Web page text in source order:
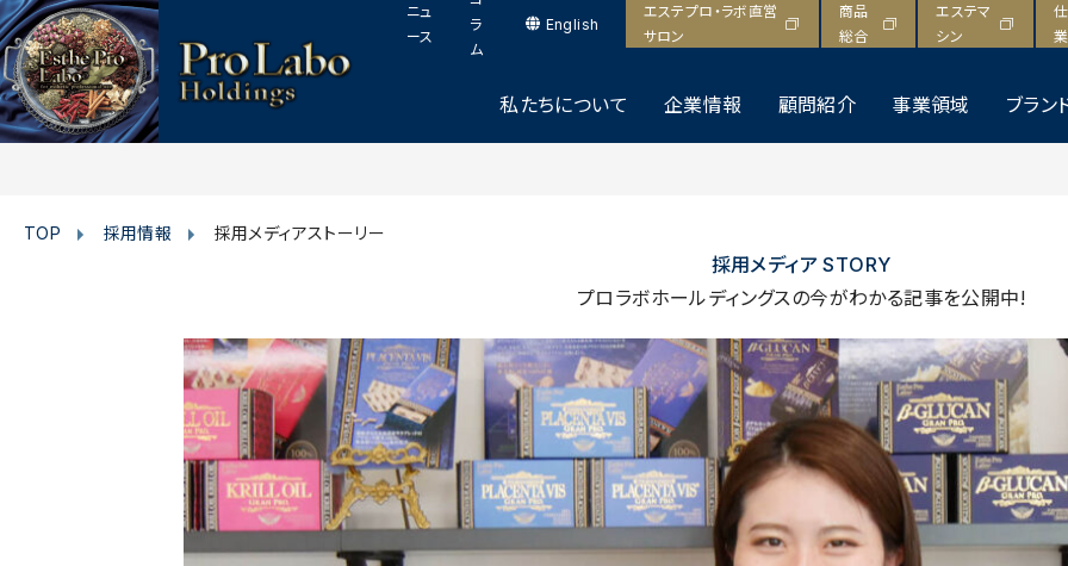
このページの本文へ
私たちについて 企業情報 顧問紹介 事業領域 ブラン
ニュ
ース
ラ
ム
English
エステプロ・ラボ直営
サロン
商品
総合
エステマ
シン
TOP 採用情報 採用メディアストーリー
採用メディア STORY
プロラボホールディングスの今がわかる記事を公開中!
p
a
g
e
t
n
s
t
a
r
c
e
b
o
i
t
r
u